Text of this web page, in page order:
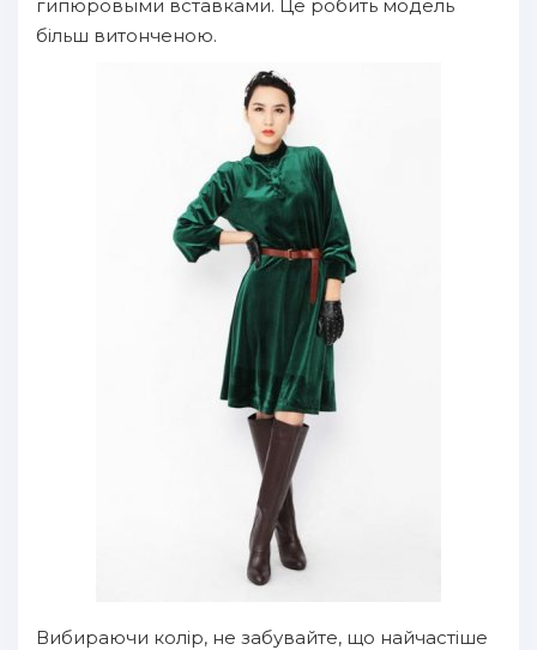
гипюровыми вставками. Це робить модель
більш витонченою.
Вибираючи колір, не забувайте, що найчастіше